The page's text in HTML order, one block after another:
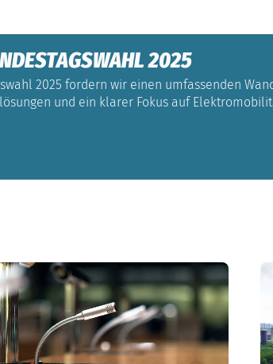
2025
2025 fordern wir einen umfassenden
und ein klarer Fokus auf